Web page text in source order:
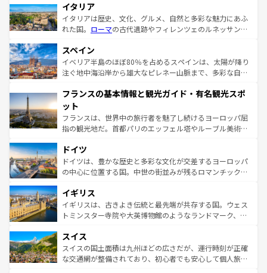
イタリア
イタリアは歴史、文化、グルメ、自然と多彩な魅力にあふ
れた国。 ローマの古代遺跡やフィレンツェのルネッサンス
ろん、トスカーナの美しい田園風景やアマルフィ海岸の絶
景など、自然景観も見逃せない。観光の合間には、本場の
ピザやパスタなど、絶品のイタリア料理を堪能することも
ませてくれるイタリアで、忘れられない旅をしてみよう！
なお、新着のイタリア情報は
しい。
スペイン
イベリア半島のほぼ80％を占めるスペインは、太陽が降り
注ぐ地中海沿岸から雄大なピレネー山脈まで、多彩な自然
文化が根付くこの国では、情熱的なフラメンコ、熱気あふ
れる闘牛、そして美味しいタパスが生活の一部となってい
る。首都マドリードの洗練された雰囲気や、バルセロナの
アートに溢れた街角から、地方では古代ローマ遺跡や中世
せる。地方によって風土や気候が異なるスペインはその個
性で訪れる人を魅了する。 なお、新着のスペイン情報は コ
ンテンツ一覧を参照してほしい。
フランスの基本情報と観光ガイド・有名観光スポ
ット
フランスは、世界中の旅行者を魅了し続けるヨーロッパ屈
指の観光地だ。首都パリのエッフェル塔やルーブル美術館
で、幅広い魅力が詰まっている。華麗な宮殿、歴史的な大
聖堂、美しいビーチ、そして豊かな自然が、訪れる者を心
から魅了する。また、フランスは美食の国としても知ら
いる。シャンパンの発祥地であるランス、プロヴァンスの
香り高いラベンダー畑など、多彩な楽しみ方が可能だ。さ
らに、パリ以外の地域にも魅力が溢れており、どの街角に
れる地方に足を運ぶとそれぞれで全く異なる文化を体験で
きるだろう。 なお、新着のフランス情報はコンテンツ一覧
を参照してほしい。
ドイツ
ドイツは、豊かな歴史と多彩な文化が交差するヨーロッパ
の中心に位置する国。中世の街並みが残るロマンチック街
顔を持つこの国は、どこを歩いても飽きることがない。ベ
ルリンの文化的活気、バイエルン州のアルプスの絶景、そ
してライン川沿いのワイン畑といった風景は必見。ビール
は、お酒好きな人にはぜひ体験してほしい。 なお、新着の
ドイツ情報はコンテンツ一覧を参照してほしい。
イギリス
イギリスは、古きよき伝統と最先端が共存する国。ウェス
トミンスター寺院や大英博物館のようなランドマーク、歴
リアごとに異なる魅力がある。また、優雅なアフタヌーン
ティー、ビール好きにはたまらない英国パブ、サッカー観
戦など、本場だからこそできる体験も豊富。イギリスを旅
スイス
スイスの国土面積は九州ほどの広さだが、運行時刻が正確
な交通網が整備されており、初心者でも安心して個人旅行